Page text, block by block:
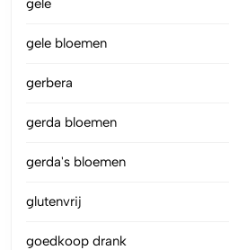
gele
gele bloemen
gerbera
gerda bloemen
gerda's bloemen
glutenvrij
goedkoop drank